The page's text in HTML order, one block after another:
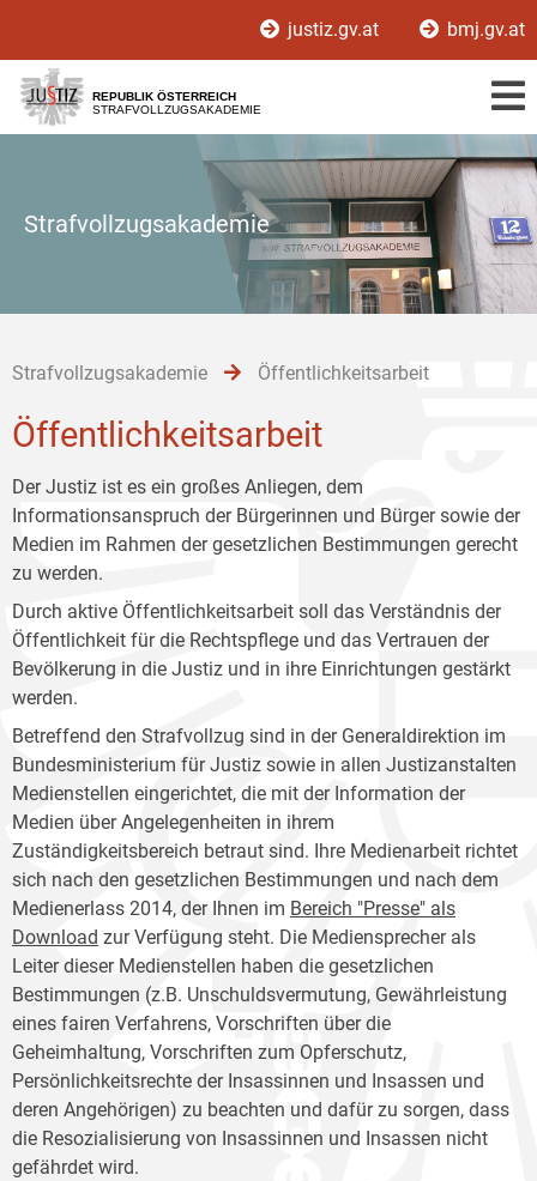
[1]
[2]
[3]
justiz.gv.at bmj.gv.at
REPUBLIK ÖSTERREICH
STRAFVOLLZUGSAKADEMIE
Strafvollzugsakademie
Strafvollzugsakademie Öffentlichkeitsarbeit
Öffentlichkeitsarbeit
Der Justiz ist es ein großes Anliegen, dem
Informationsanspruch der Bürgerinnen und Bürger sowie der
Medien im Rahmen der gesetzlichen Bestimmungen gerecht
zu werden.
Durch aktive Öffentlichkeitsarbeit soll das Verständnis der
Öffentlichkeit für die Rechtspflege und das Vertrauen der
Bevölkerung in die Justiz und in ihre Einrichtungen gestärkt
werden.
Betreffend den Strafvollzug sind in der Generaldirektion im
Bundesministerium für Justiz sowie in allen Justizanstalten
Medienstellen eingerichtet, die mit der Information der
Medien über Angelegenheiten in ihrem
Zuständigkeitsbereich betraut sind. Ihre Medienarbeit richtet
sich nach den gesetzlichen Bestimmungen und nach dem
Medienerlass 2014, der Ihnen im Bereich "Presse" als
Download zur Verfügung steht. Die Mediensprecher als
Leiter dieser Medienstellen haben die gesetzlichen
Bestimmungen (z.B. Unschuldsvermutung, Gewährleistung
eines fairen Verfahrens, Vorschriften über die
Geheimhaltung, Vorschriften zum Opferschutz,
Persönlichkeitsrechte der Insassinnen und Insassen und
deren Angehörigen) zu beachten und dafür zu sorgen, dass
die Resozialisierung von Insassinnen und Insassen nicht
gefährdet wird.